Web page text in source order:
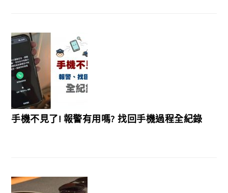
手機不見了! 報警有用嗎? 找回手機過程全紀錄